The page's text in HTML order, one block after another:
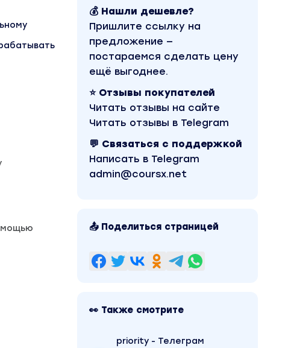
💰 Нашли дешевле?
Пришлите ссылку на
предложение —
постараемся сделать цену
ещё выгоднее.
⭐ Отзывы покупателей
Читать отзывы на сайте
Читать отзывы в Telegram
💬 Связаться с поддержкой
Написать в Telegram
admin@coursx.net
📤 Поделиться страницей
👀 Также смотрите
priority - Телеграм